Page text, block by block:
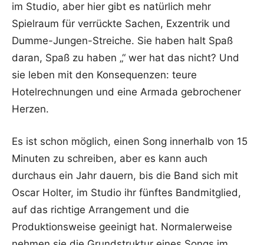
im Studio, aber hier gibt es natürlich mehr
Spielraum für verrückte Sachen, Exzentrik und
Dumme-Jungen-Streiche. Sie haben halt Spaß
daran, Spaß zu haben „“ wer hat das nicht? Und
sie leben mit den Konsequenzen: teure
Hotelrechnungen und eine Armada gebrochener
Herzen.
Es ist schon möglich, einen Song innerhalb von 15
Minuten zu schreiben, aber es kann auch
durchaus ein Jahr dauern, bis die Band sich mit
Oscar Holter, im Studio ihr fünftes Bandmitglied,
auf das richtige Arrangement und die
Produktionsweise geeinigt hat. Normalerweise